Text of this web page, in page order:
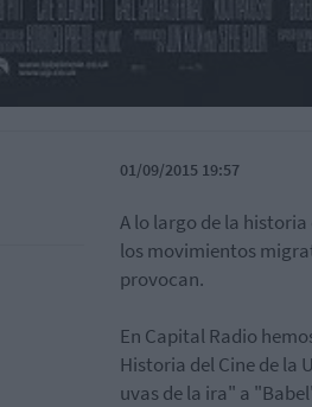
01/09/2015 19:57
A lo largo de la
los movimientos
provocan.
En Capital Radio
Historia del Cine de la
uvas de la ira" a